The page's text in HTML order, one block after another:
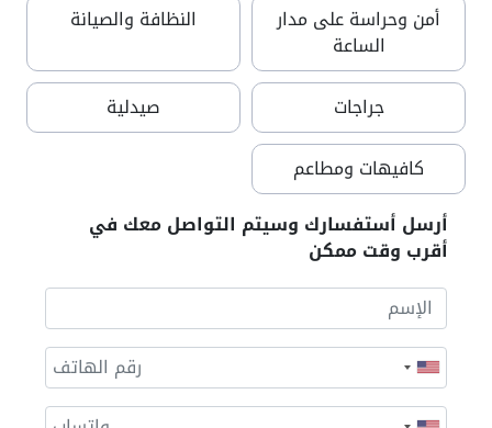
أمن وحراسة على مدار
الساعة
النظافة والصيانة
جراجات
صيدلية
كافيهات ومطاعم
أرسل أستفسارك وسيتم التواصل معك في
أقرب وقت ممكن